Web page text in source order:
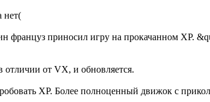
нет(
француз приносил игру на прокачанном XP.
отличии от VX, и обновляется.
XP. Более полноценный движок с